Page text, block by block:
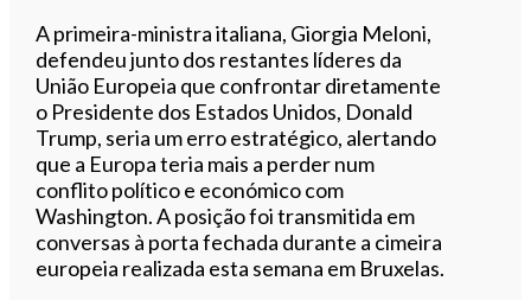
A primeira-ministra italiana, Giorgia Meloni,
defendeu junto dos restantes líderes da
União Europeia que confrontar diretamente
o Presidente dos Estados Unidos, Donald
Trump, seria um erro estratégico, alertando
que a Europa teria mais a perder num
conflito político e económico com
Washington. A posição foi transmitida em
conversas à porta fechada durante a cimeira
europeia realizada esta semana em Bruxelas.